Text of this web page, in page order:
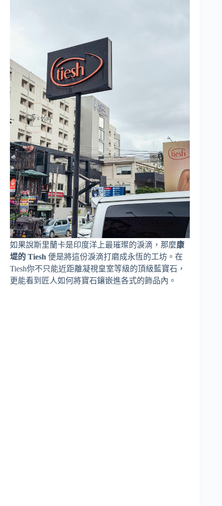
如果說斯里蘭卡是印度洋上最璀璨的淚滴，那麼康
堤的 Tiesh 便是將這份淚滴打磨成永恆的工坊。在
Tiesh你不只能近距離凝視皇室等級的頂級藍寶石，
更能看到匠人如何將寶石鑲嵌進各式的飾品內。